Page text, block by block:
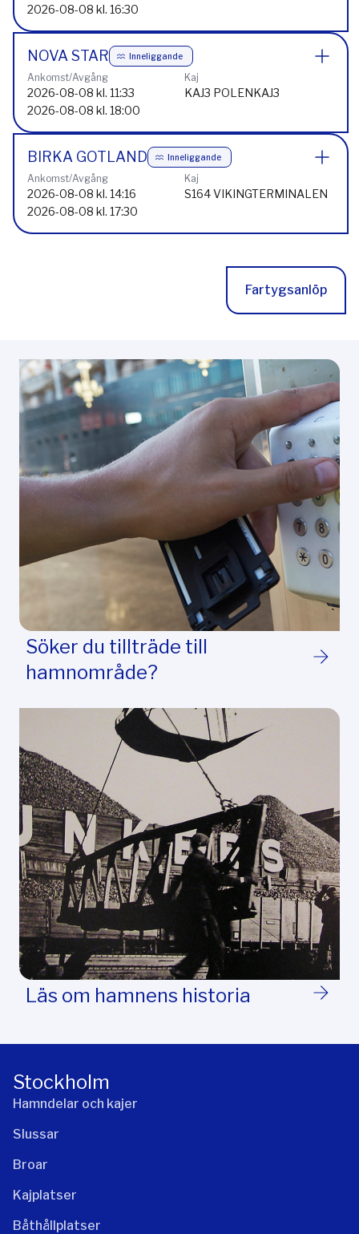
2026-08-08 kl. 16:30
NOVA STAR Inneliggande
Ankomst/Avgång
2026-08-08 kl. 11:33
2026-08-08 kl. 18:00
Kaj
KAJ3 POLENKAJ3
BIRKA GOTLAND Inneliggande
Ankomst/Avgång
2026-08-08 kl. 14:16
2026-08-08 kl. 17:30
Kaj
S164 VIKINGTERMINALEN
Fartygsanlöp
Söker du tillträde till
hamnområde?
Läs om hamnens historia
Stockholm
Hamndelar och kajer
Slussar
Broar
Kajplatser
Båthållplatser